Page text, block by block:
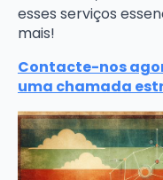
esses serviços
mais!
Contacte-nos
uma chamada